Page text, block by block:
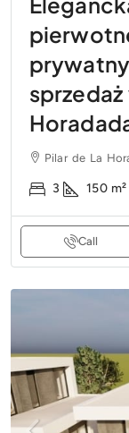
Pilar de La
3 150 m²
Call